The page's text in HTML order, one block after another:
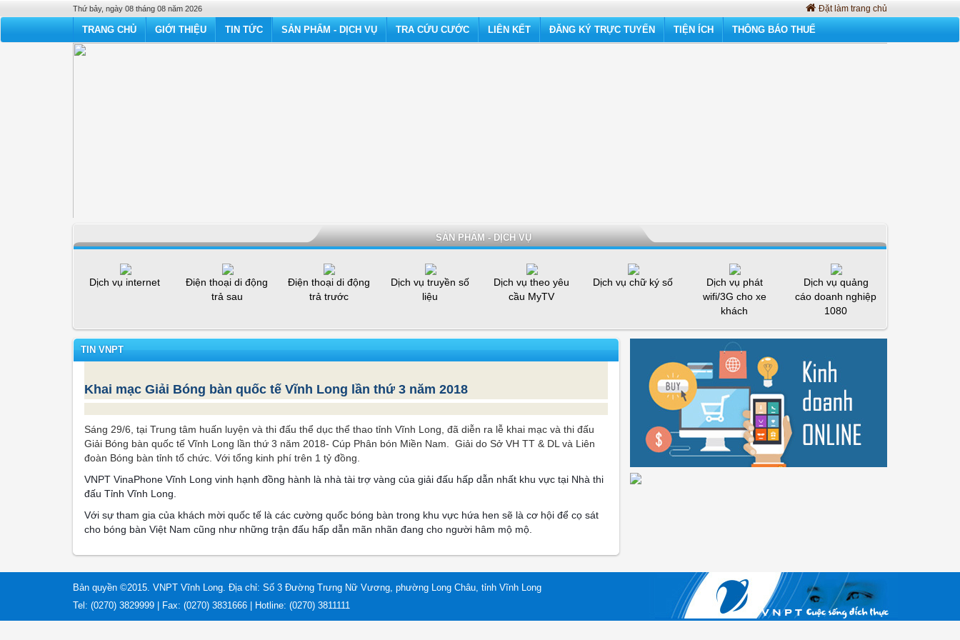
Thứ bảy, ngày 08 tháng 08 năm 2026 Đặt làm trang chủ
TRANG CHỦ GIỚI THIỆU TIN TỨC SẢN PHẨM - DỊCH VỤ TRA CỨU CƯỚC LIÊN KẾT ĐĂNG KÝ TRỰC TUYẾN TIỆN ÍCH THÔNG BÁO THUẾ
SẢN PHẨM - DỊCH VỤ
Dịch vụ internet
Điện thoại di động
trả sau
Điện thoại di động
trả trước
Dịch vụ truyền số
liệu
Dịch vụ theo yêu
cầu MyTV
Dịch vụ chữ ký số
Dịch vụ phát
wifi/3G cho xe
khách
Dịch vụ quảng
cáo doanh nghiệp
1080
TIN VNPT
Khai mạc Giải Bóng bàn quốc tế Vĩnh Long lần thứ 3 năm 2018
Sáng 29/6, tại Trung tâm huấn luyện và thi đấu thể dục thể thao tỉnh Vĩnh Long, đã diễn ra lễ khai mạc và thi đấu
Giải Bóng bàn quốc tế Vĩnh Long lần thứ 3 năm 2018- Cúp Phân bón Miền Nam. Giải do Sở VH TT & DL và Liên
đoàn Bóng bàn tỉnh tổ chức. Với tổng kinh phí trên 1 tỷ đồng.
VNPT VinaPhone Vĩnh Long vinh hạnh đồng hành là nhà tài trợ vàng của giải đấu hấp dẫn nhất khu vực tại Nhà thi
đấu Tỉnh Vĩnh Long.
Với sự tham gia của khách mời quốc tế là các cường quốc bóng bàn trong khu vực hứa hen sẽ là cơ hội để cọ sát
cho bóng bàn Việt Nam cũng như những trận đấu hấp dẫn mãn nhãn đang cho người hâm mộ mộ.
Bản quyền ©2015. VNPT Vĩnh Long. Địa chỉ: Số 3 Đường Trưng Nữ Vương, phường Long Châu, tỉnh Vĩnh Long
Tel: (0270) 3829999 | Fax: (0270) 3831666 | Hotline: (0270) 3811111